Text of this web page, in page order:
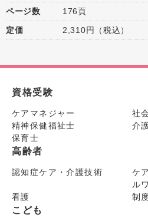
ページ数
176頁
定価
2,310円（税込）
資格受験
ケアマネジャー
社
精神保健福祉士
介
保育士
高齢者
認知症ケア・介護技術
ケ
ル
看護
制
こども